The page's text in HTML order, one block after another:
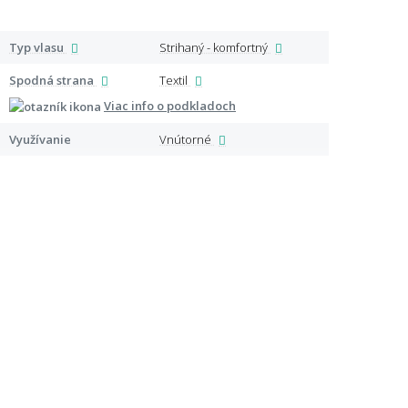
Typ vlasu
Strihaný - komfortný
Spodná strana
Textil
Viac info o podkladoch
Využívanie Vnútorné